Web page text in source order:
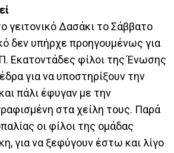
γειτονικό Δασάκι το Σάββατο
δεν υπήρχε προηγουμένως για
Εκατοντάδες φίλοι της Ένωσης
για να υποστηρίξουν την
πάλι έφυγαν με την
στα χείλη τους. Παρά
οι φίλοι της ομάδας
για να ξεφύγουν έστω και λίγο